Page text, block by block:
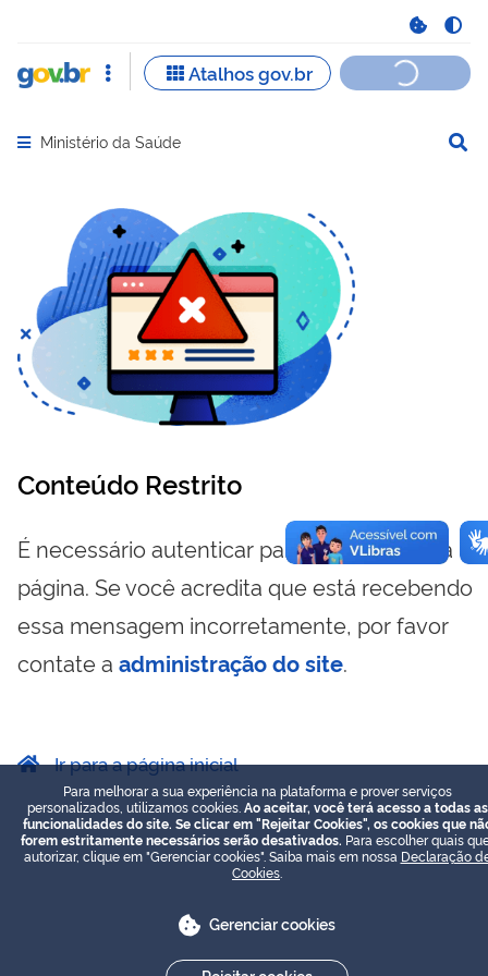
Abrir menu principal de navegação
Ministério da Saúde
Conteúdo Restrito
É necessário autenticar para visualizar essa
página. Se você acredita que está recebendo
essa mensagem incorretamente, por favor
contate a administração do site.
Ir para a página inicial
Para melhorar a sua experiência na plataforma e prover serviços
personalizados, utilizamos cookies. Ao aceitar, você terá acesso a todas as
funcionalidades do site. Se clicar em "Rejeitar Cookies", os cookies que
forem estritamente necessários serão desativados. Para escolher quais
autorizar, clique em "Gerenciar cookies". Saiba mais em nossa Declaração
Cookies
Gerenciar cookies